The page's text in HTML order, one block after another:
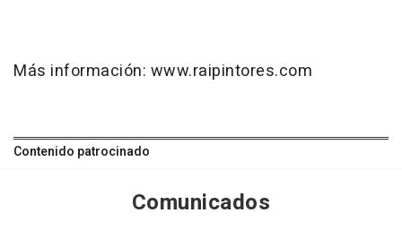
Más información: www.raipintores.com
Contenido patrocinado
Comunicados